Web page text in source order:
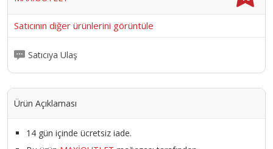
Satıcının diğer ürünlerini görüntüle
Satıcıya Ulaş
Ürün Açıklaması
14 gün içinde ücretsiz iade.